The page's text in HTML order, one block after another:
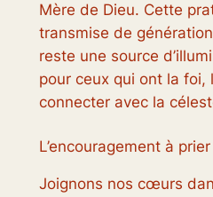
Mère de Dieu. Cette
transmise de
reste une source
pour ceux qui ont la foi,
connecter avec la
L’encouragement à prier
Joignons nos cœurs